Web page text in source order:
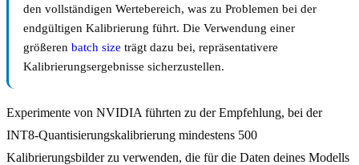
den vollständigen Wertebereich, was zu Problemen bei der
endgültigen Kalibrierung führt. Die Verwendung einer
größeren batch size trägt dazu bei, repräsentativere
Kalibrierungsergebnisse sicherzustellen.
Experimente von NVIDIA führten zu der Empfehlung, bei der
INT8-Quantisierungskalibrierung mindestens 500
Kalibrierungsbilder zu verwenden, die für die Daten deines Modells